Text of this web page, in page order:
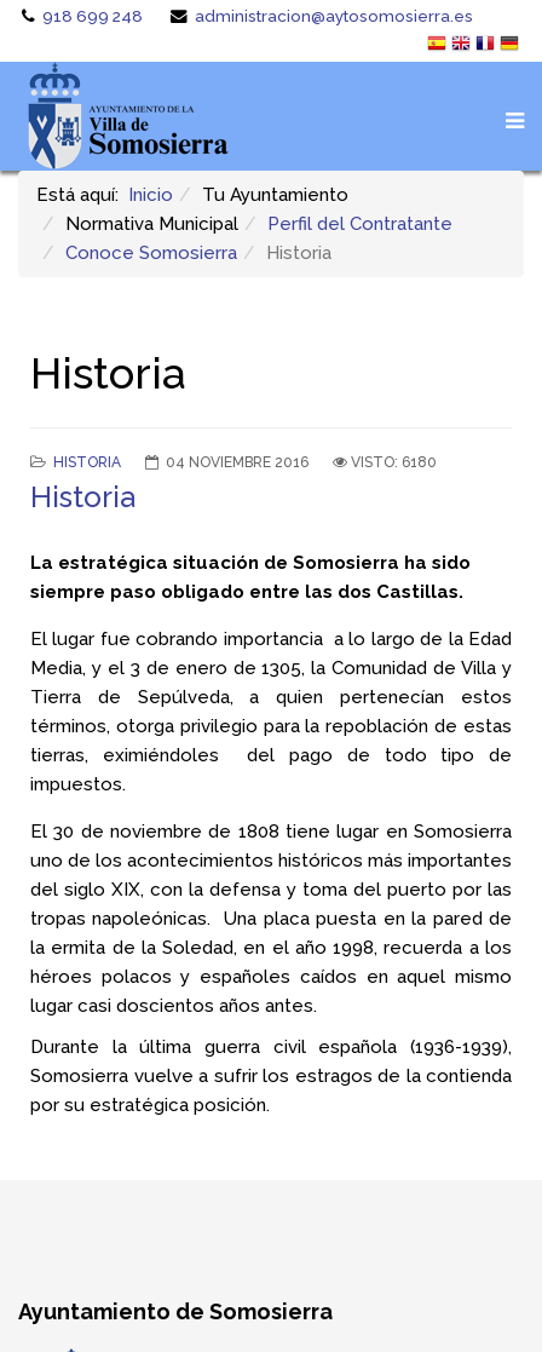
918 699 248 administracion@aytosomosierra.es
Está aquí: Inicio
Tu Ayuntamiento
Normativa Municipal
Perfil del Contratante
Conoce Somosierra
Historia
Historia
HISTORIA 04 NOVIEMBRE 2016 VISTO: 6180
Historia
La estratégica situación de Somosierra ha sido
siempre paso obligado entre las dos Castillas.
El lugar fue cobrando importancia a lo largo de la Edad
Media, y el 3 de enero de 1305, la Comunidad de Villa y
Tierra de Sepúlveda, a quien pertenecían estos
términos, otorga privilegio para la repoblación de estas
tierras, eximiéndoles del pago de todo tipo de
impuestos.
El 30 de noviembre de 1808 tiene lugar en Somosierra
uno de los acontecimientos históricos más importantes
del siglo XIX, con la defensa y toma del puerto por las
tropas napoleónicas. Una placa puesta en la pared de
la ermita de la Soledad, en el año 1998, recuerda a los
héroes polacos y españoles caídos en aquel mismo
lugar casi doscientos años antes.
Durante la última guerra civil española (1936-1939),
Somosierra vuelve a sufrir los estragos de la contienda
por su estratégica posición.
Ayuntamiento de Somosierra